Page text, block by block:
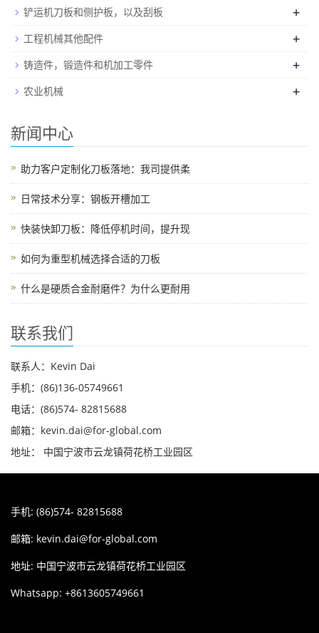
铲运机刀板和侧护板，以及刮板
+
工程机械其他配件 +
铸造件，锻造件和机加工零件 +
农业机械 +
新闻中心
助力客户定制化刀板落地：我司提供柔
日常技术分享：钢板开槽加工
快装快卸刀板：降低停机时间，提升现
如何为重型机械选择合适的刀板
什么是硬质合金耐磨件？为什么更耐用
联系我们
联系人：Kevin Dai
手机：(86)136-05749661
电话：(86)574- 82815688
邮箱：kevin.dai@for-global.com
地址： 中国宁波市云龙镇荷花桥工业园区
手机: (86)574- 82815688
邮箱: kevin.dai@for-global.com
地址: 中国宁波市云龙镇荷花桥工业园区
Whatsapp: +8613605749661